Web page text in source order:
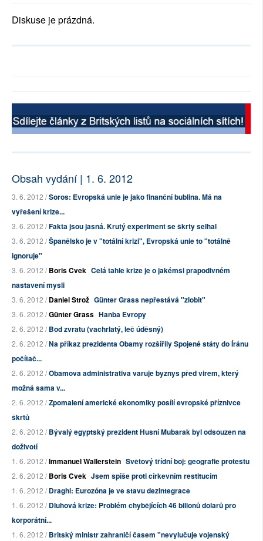
Diskuse je prázdná.
Obsah vydání | 1. 6. 2012
3. 6. 2012 /Soros: Evropská unie je jako finanční bublina. Má na
vyřešení krize...
3. 6. 2012 /Fakta jsou jasná. Krutý experiment se škrty selhal
3. 6. 2012 /Španělsko je v "totální krizi", Evropská unie to "totálně
ignoruje"
3. 6. 2012 /Boris Cvek Celá tahle krize je o jakémsi prapodivném
nastavení mysli
3. 6. 2012 /Daniel Strož Günter Grass nepřestává "zlobit"
3. 6. 2012 /Günter Grass Hanba Evropy
2. 6. 2012 /Bod zvratu (vachrlatý, leč úděsný)
2. 6. 2012 /Na příkaz prezidenta Obamy rozšířily Spojené státy do Íránu
počítač...
2. 6. 2012 /Obamova administrativa varuje byznys před virem, který
možná sama v...
2. 6. 2012 /Zpomalení americké ekonomiky posílí evropské příznivce
škrtů
2. 6. 2012 /Bývalý egyptský prezident Husní Mubarak byl odsouzen na
doživotí
1. 6. 2012 /Immanuel Wallerstein Světový třídní boj: geografie protestu
2. 6. 2012 /Boris Cvek Jsem spíše proti církevním restitucím
1. 6. 2012 /Draghi: Eurozóna je ve stavu dezintegrace
1. 6. 2012 /Dluhová krize: Problém chybějících 46 bilionů dolarů pro
korporátní...
1. 6. 2012 /Britský ministr zahraničí časem "nevylučuje vojenský